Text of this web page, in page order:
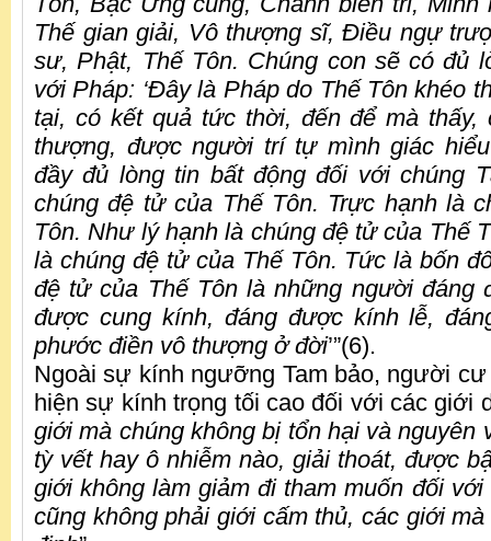
Thế gian giải, Vô thượng sĩ, Ðiều ngự
sư, Phật, Thế Tôn. Chúng con sẽ có đủ
với Pháp: ‘Ðây là Pháp do Thế Tôn khéo
tại, có kết quả tức thời, đến để mà thấy,
thượng, được người trí tự mình giác
đầy đủ lòng tin bất động đối với chúng
chúng đệ tử của Thế Tôn. Trực hạnh là
Tôn. Như lý hạnh là chúng đệ tử của Thế
là chúng đệ tử của Thế Tôn. Tức là bốn
đệ tử của Thế Tôn là những người đáng
được cung kính, đáng được kính lễ,
phước điền vô thượng ở đời’”(6).
Ngoài sự kính ngưỡng Tam bảo, người
hiện sự kính trọng tối cao đối với các giới
giới mà chúng không bị tổn hại và nguyên
tỳ vết hay ô nhiễm nào, giải thoát, được
giới không làm giảm đi tham muốn đối
cũng không phải giới cấm thủ, các giới